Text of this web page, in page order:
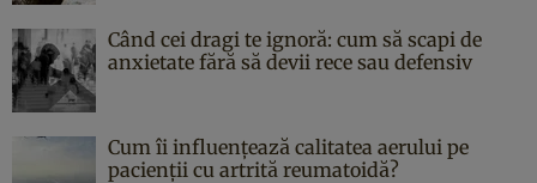
Când cei dragi te ignoră: cum să scapi de
anxietate fără să devii rece sau defensiv
Cum îi influențează calitatea aerului pe
pacienții cu artrită reumatoidă?